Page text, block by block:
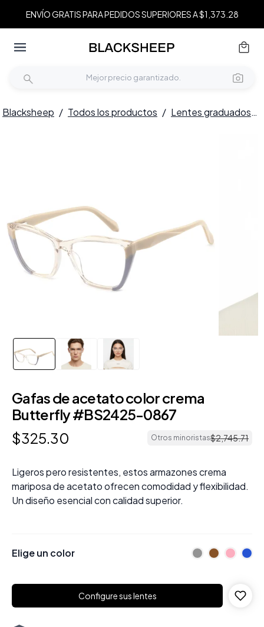
ENVÍO GRATIS PARA PEDIDOS SUPERIORES A $1,373.28
Blacksheep / Todos los productos / Lentes graduados /
Gafas de acetato color crema
Butterfly #BS2425-0867
$325.30 Otros minoristas$2,745.71
Ligeros pero resistentes, estos armazones crema
mariposa de acetato ofrecen comodidad y flexibilidad.
Un diseño esencial con calidad superior.
Elige un color
Configure sus lentes